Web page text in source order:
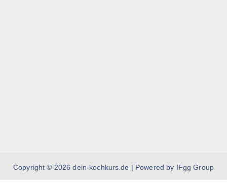
Copyright © 2026 dein-kochkurs.de | Powered by IFgg Group